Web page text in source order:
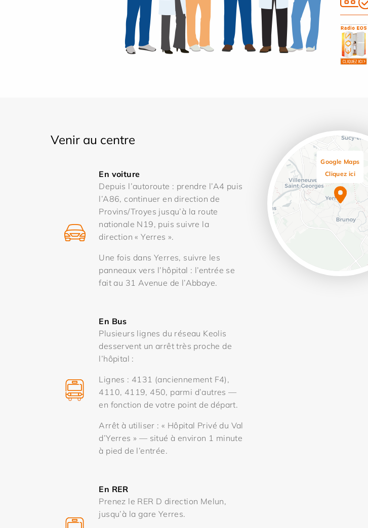
Venir au centre
En voiture
Depuis l’autoroute : prendre l’A4 puis
l’A86, continuer en direction de
Provins/Troyes jusqu’à la route
nationale N19, puis suivre la
direction « Yerres ».
Une fois dans Yerres, suivre les
panneaux vers l’hôpital : l’entrée se
fait au 31 Avenue de l’Abbaye.
En Bus
Plusieurs lignes du réseau Keolis
desservent un arrêt très proche de
l’hôpital :
Lignes : 4131 (anciennement F4),
4110, 4119, 450, parmi d’autres —
en fonction de votre point de départ.
Arrêt à utiliser : « Hôpital Privé du Val
d’Yerres » — situé à environ 1 minute
à pied de l’entrée.
En RER
Prenez le RER D direction Melun,
jusqu’à la gare Yerres.
Google Maps
Cliquez ici